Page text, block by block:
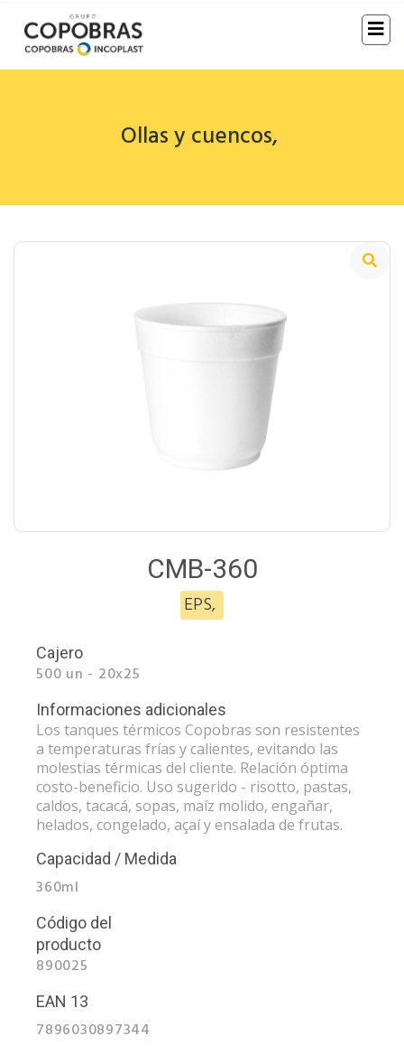
Ollas y cuencos,
CMB-360
EPS,
Cajero
500 un - 20x25
Informaciones adicionales
Los tanques térmicos Copobras son resistentes
a temperaturas frías y calientes, evitando las
molestias térmicas del cliente. Relación óptima
costo-beneficio. Uso sugerido - risotto, pastas,
caldos, tacacá, sopas, maíz molido, engañar,
helados, congelado, açaí y ensalada de frutas.
Capacidad / Medida
360ml
Código del
producto
890025
EAN 13
7896030897344